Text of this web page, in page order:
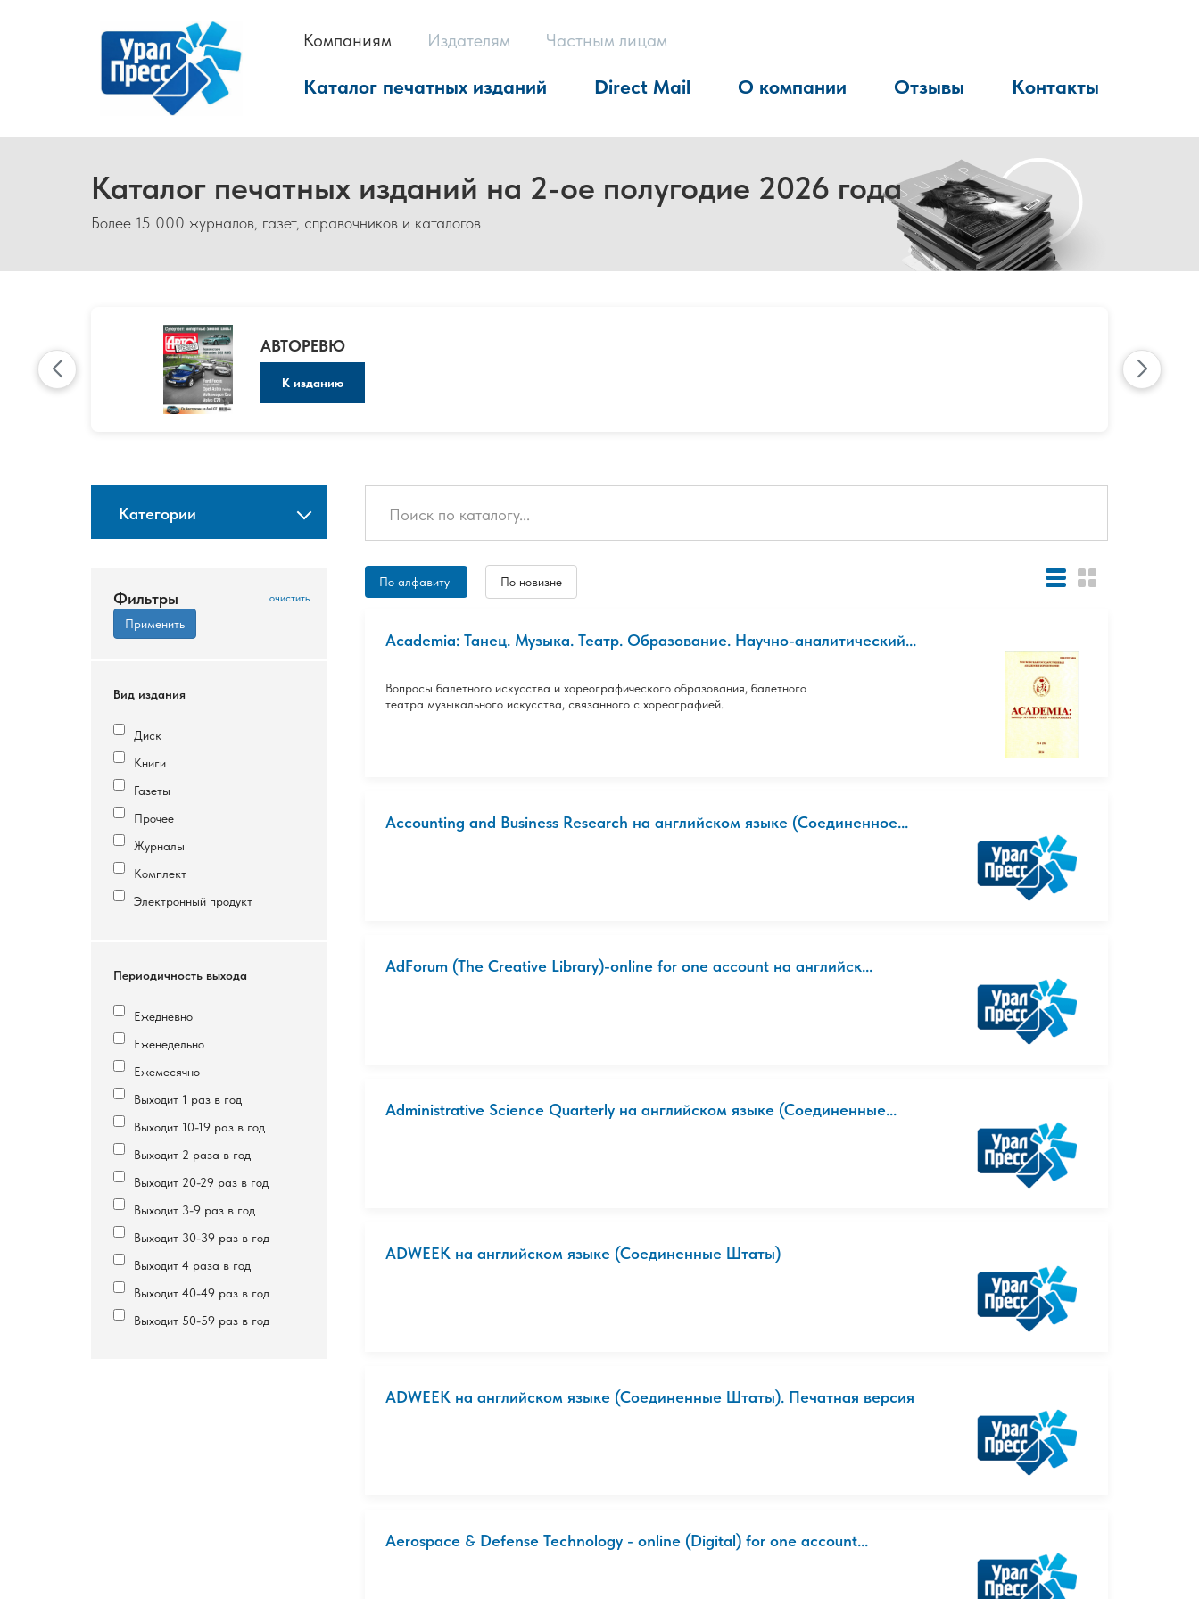
Компаниям Издателям Частным лицам
Каталог печатных изданий Direct Mail О компании Отзывы Контакты
Каталог печатных изданий на 2-ое полугодие 2026 года
Более 15 000 журналов, газет, справочников и каталогов
АВТОРЕВЮ
К изданию
Категории
Фильтры
Вид издания
Диск
Книги
Газеты
Прочее
Журналы
Комплект
Электронный продукт
Периодичность выхода
Ежедневно
Еженедельно
Ежемесячно
Выходит 1 раз в год
Выходит 10-19 раз в год
Выходит 2 раза в год
Выходит 20-29 раз в год
Выходит 3-9 раз в год
Выходит 30-39 раз в год
Выходит 4 раза в год
Выходит 40-49 раз в год
Выходит 50-59 раз в год
По алфавиту По новизне
Academia: Танец. Музыка. Театр. Образование. Научно-аналитический...
Вопросы балетного искусства и хореографического образования, балетного
театра музыкального искусства, связанного с хореографией.
Accounting and Business Research на английском языке (Соединенное...
AdForum (The Creative Library)-online for one account на английск...
Administrative Science Quarterly на английском языке (Соединенные...
ADWEEK на английском языке (Соединенные Штаты)
ADWEEK на английском языке (Соединенные Штаты). Печатная версия
Aerospace & Defense Technology - online (Digital) for one account...